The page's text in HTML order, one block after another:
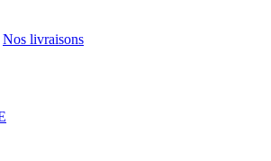
Nos livraisons